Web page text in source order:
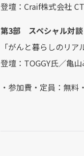
登壇：Craif株式会社
第3部 スペシャル対談
「がんと暮らしのリ
登壇：TOGGY氏／亀
・参加費・定員：無料